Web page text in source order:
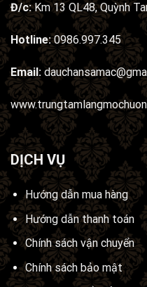
Đ/c:Km 13 QL48, Quỳnh
Hotline: 0986.997.345
Email:
DỊCH VỤ
Hướng dẫn mua hàng
Hướng dẫn thanh toán
Chính sách vận chuyển
Chính sách bảo mật